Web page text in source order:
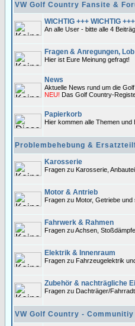
VW Golf Country Fansite &
WICHTIG +++ WICHTIG
An alle User - bitte alle 4
Fragen & Anregungen,
Hier ist Eure Meinung gefragt!
News
Aktuelle News rund um die
NEU! Das Golf Country-
Papierkorb
Hier kommen alle Themen
Problembehebung &
Karosserie
Fragen zu Karosserie,
Motor & Antrieb
Fragen zu Motor, Getriebe
Fahrwerk & Rahmen
Fragen zu Achsen,
Elektrik & Innenraum
Fragen zu Fahrzeugelektrik
Zubehör & nachträgliche
Fragen zu Dachträger/
VW Golf Country - Communitiy